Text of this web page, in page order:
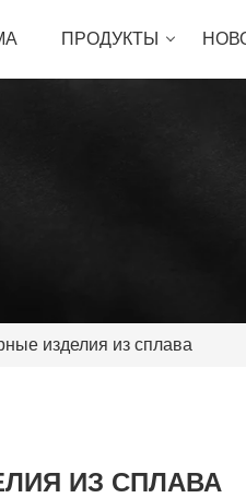
ПРОДУКТЫ
изделия из сплава
ИЗ СПЛАВА